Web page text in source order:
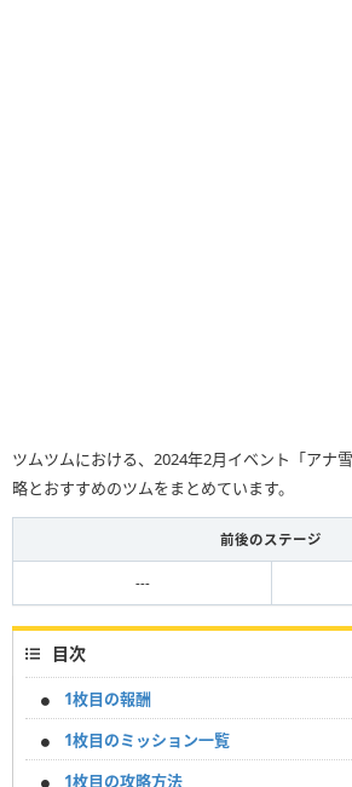
ツムツムにおける、2024年2月イベント「アナ
略とおすすめのツムをまとめています。
前後のステージ
---
目次
1枚目の報酬
1枚目のミッション一覧
1枚目の攻略方法